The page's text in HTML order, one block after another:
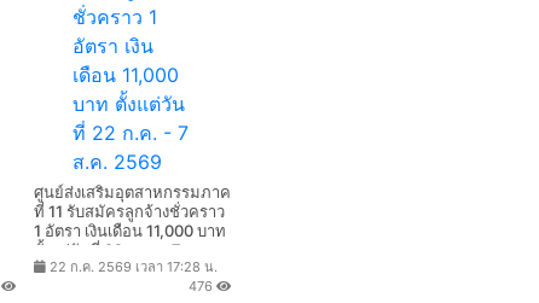
ศูนย์ส่งเสริมอุตสาหกรรมภาค
ที่ 11 รับสมัครลูกจ้างชั่วคราว
1 อัตรา เงินเดือน 11,000 บาท
ตั้งแต่วันที่ 22 ก.ค. - 7 ส.ค.
256922 ก.ค. 2569 เวลา 17:28 น.
476